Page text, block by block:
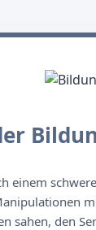
einem
sahen, den